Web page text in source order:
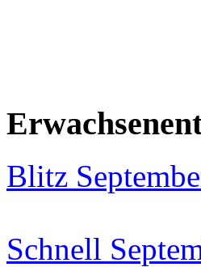
Blitz
Schnell